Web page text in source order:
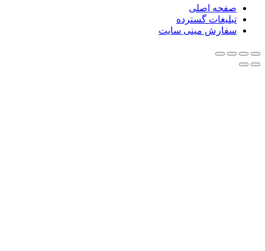
اصلی
گسترده
مینی سایت